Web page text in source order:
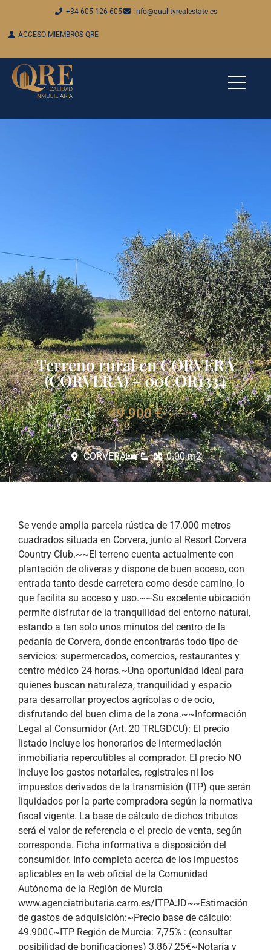
+34 605 126 605 info@qualityrealestate.es
ACCESO MIEMBROS QRE
Terreno rural en CORVERA
(CORVERA) – 00COR1334
49.900 €
CORVERA 0.00 m2
Se vende amplia parcela rústica de 17.000 metros
cuadrados situada en Corvera, junto al Resort Corvera
Country Club.~~El terreno cuenta actualmente con
plantación de oliveras y dispone de buen acceso, con
entrada tanto desde carretera como desde camino, lo
que facilita su acceso y uso.~~Su excelente ubicación
permite disfrutar de la tranquilidad del entorno natural,
estando a tan solo unos minutos del centro de la
pedanía de Corvera, donde encontrarás todo tipo de
servicios: supermercados, comercios, restaurantes y
centro médico 24 horas.~Una oportunidad ideal para
quienes buscan naturaleza, tranquilidad y espacio
para desarrollar proyectos agrícolas o de ocio,
disfrutando del buen clima de la zona.~~Información
Legal al Consumidor (Art. 20 TRLGDCU): El precio
listado incluye los honorarios de intermediación
inmobiliaria repercutibles al comprador. El precio NO
incluye los gastos notariales, registrales ni los
impuestos derivados de la transmisión (ITP) que serán
liquidados por la parte compradora según la normativa
fiscal vigente. La base de cálculo de dichos tributos
será el valor de referencia o el precio de venta, según
corresponda. Ficha informativa a disposición del
consumidor. Info completa acerca de los impuestos
aplicables en la web oficial de la Comunidad
Autónoma de la Región de Murcia
www.agenciatributaria.carm.es/ITPAJD~~Estimación
de gastos de adquisición:~Precio base de cálculo:
49.900€~ITP Región de Murcia: 7,75% : (consultar
posibilidad de bonificaciones) 3.867,25€~Notaría y